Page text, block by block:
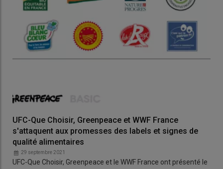
UFC-Que Choisir, Greenpeace et WWF France
s'attaquent aux promesses des labels et signes de
qualité alimentaires
29 septembre 2021
UFC-Que Choisir, Greenpeace et le WWF France ont présenté le